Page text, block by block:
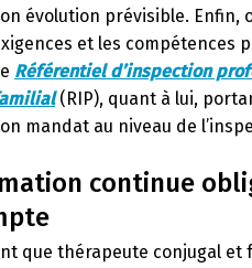
évolution prévisible. Enfin,
et les compétences
Référentiel d’inspection
(RIP), quant à lui,
mandat au niveau de
continue
que thérapeute conjugal et